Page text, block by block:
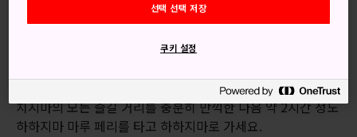
하하지마에 가려면 치치지마
에서 하하지마 마루 페리를 이
까지 갑니다(24시간). 치
치지마의 모든 즐길 거리를 충분히 만끽한 다음 약 2시간 정도
하하지마 마루 페리를 타고 하하지마로 가세요.
선택 선택 저장
쿠키 설정